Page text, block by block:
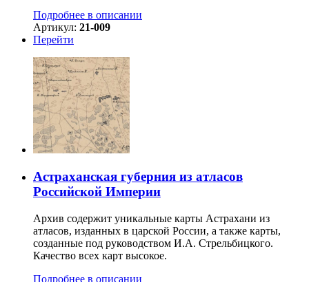
Подробнее в описании
Артикул: 21-009
Перейти
Астраханская губерния из атласов
Российской Империи
Архив содержит уникальные карты Астрахани из
атласов, изданных в царской России, а также карты,
созданные под руководством И.А. Стрельбицкого.
Качество всех карт высокое.
Подробнее в описании